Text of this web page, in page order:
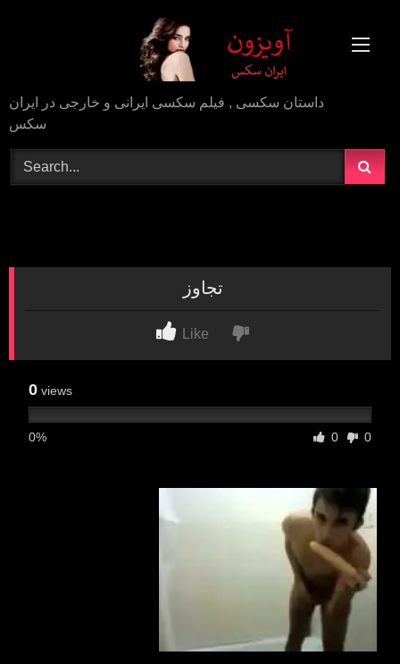
داستان سکسی , فیلم سکسی ایرانی و خارجی در ایران
سکس
تجاوز
Like
0 views
0% 0 0